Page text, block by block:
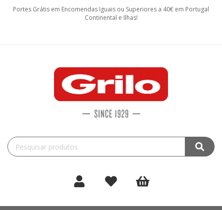
Portes Grátis em Encomendas Iguais ou Superiores a 40€ em Portugal
Continental e Ilhas!